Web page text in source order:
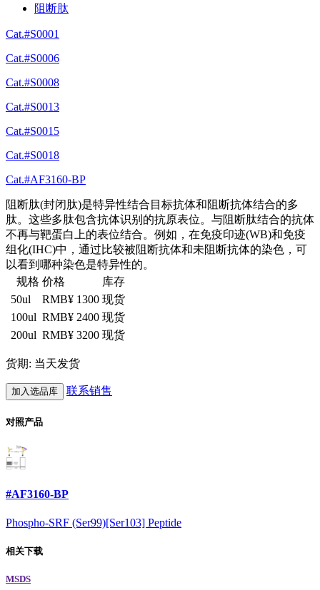
阻断肽
Cat.#S0001
Cat.#S0006
Cat.#S0008
Cat.#S0013
Cat.#S0015
Cat.#S0018
Cat.#AF3160-BP
阻断肽(封闭肽)是特异性结合目标抗体和阻断抗体结合的多
肽。这些多肽包含抗体识别的抗原表位。与阻断肽结合的抗体
不再与靶蛋白上的表位结合。例如，在免疫印迹(WB)和免疫
组化(IHC)中，通过比较被阻断抗体和未阻断抗体的染色，可
以看到哪种染色是特异性的。
规格 价格
库存
50ul
RMB¥ 1300 现货
100ul RMB¥ 2400 现货
200ul RMB¥ 3200 现货
货期: 当天发货
加入选品库 联系销售
对照产品
#AF3160-BP
Phospho-SRF (Ser99)[Ser103] Peptide
相关下载
MSDS